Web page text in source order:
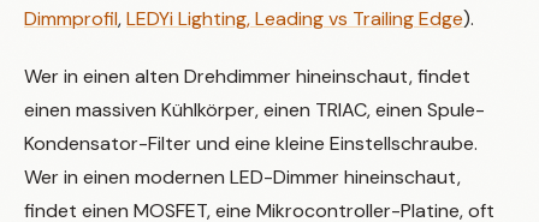
Dimmprofil,LEDYi Lighting, Leading vs Trailing Edge).
Wer in einen alten Drehdimmer hineinschaut, findet
einen massiven Kühlkörper, einen TRIAC, einen Spule-
Kondensator-Filter und eine kleine Einstellschraube.
Wer in einen modernen LED-Dimmer hineinschaut,
findet einen MOSFET, eine Mikrocontroller-Platine, oft